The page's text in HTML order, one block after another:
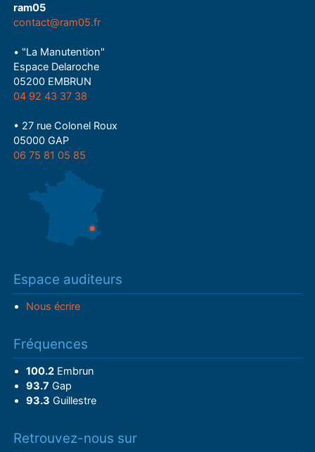
ram05
contact@ram05.fr
• "La Manutention"
Espace Delaroche
05200 EMBRUN
04 92 43 37 38
• 27 rue Colonel Roux
05000 GAP
06 75 81 05 85
Espace auditeurs
Nous écrire
Fréquences
100.2Embrun
93.7 Gap
93.3 Guillestre
Retrouvez-nous sur